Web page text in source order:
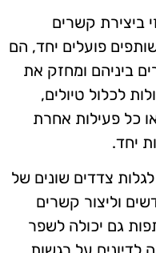
ביצירת קשרים
פועלים יחד, הם
ביניהם ומחזק את
לכלול טיולים,
כל פעילות אחרת
יחד.
צדדים שונים של
וליצור קשרים
גם יכולה לשפר